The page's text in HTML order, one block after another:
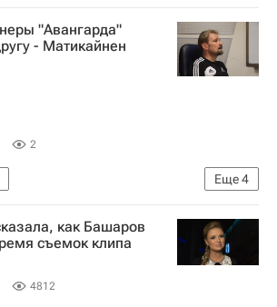
обсерватория
"Авангарда"
- Матикайнен
2
Еще4
пакет
КХЛ 2025-2026
как Башаров
съемок клипа
4812